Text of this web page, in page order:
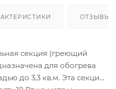
ОТЗЫВЫ
секция (греющий
для обогрева
до 3,3 кв.м. Эта секция